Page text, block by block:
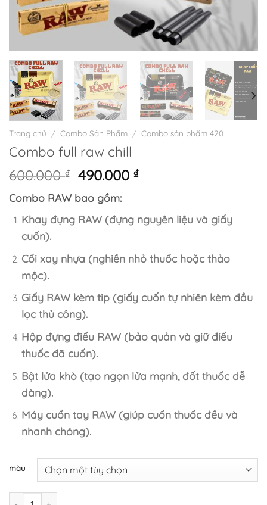
Trang chủ / Combo Sản Phẩm / Combo sản phẩm 420
Combo full raw chill
600.000₫
Giá
là:
600.000 ₫.
490.000₫Giá
là:
490.000 ₫.
Combo RAW bao gồm:
Khay đựng RAW (đựng nguyên liệu và giấy
cuốn).
Cối xay nhựa (nghiền nhỏ thuốc hoặc thảo
mộc).
Giấy RAW kèm tip (giấy cuốn tự nhiên kèm đầu
lọc thủ công).
Hộp đựng điếu RAW (bảo quản và giữ điếu
thuốc đã cuốn).
Bật lửa khò (tạo ngọn lửa mạnh, đốt thuốc dễ
dàng).
Máy cuốn tay RAW (giúp cuốn thuốc đều và
nhanh chóng).
màu
Combo full raw chill số lượng